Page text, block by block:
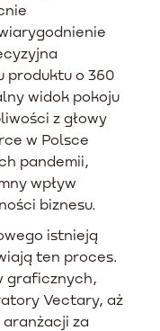
produktu o 360
widok pokoju
z głowy
w Polsce
pandemii,
wpływ
biznesu.
istnieją
ten proces.
graficznych,
Vectary, aż
za